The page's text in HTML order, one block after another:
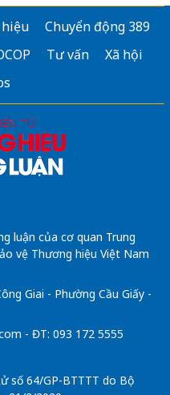
Chuyển động 389
Tư vấn
Xã hội
luận của cơ quan Trung
vệ Thương hiệu Việt Nam
Giai - Phường Cầu Giấy -
- ĐT: 093 172 5555
số 64/GP-BTTTT do Bộ